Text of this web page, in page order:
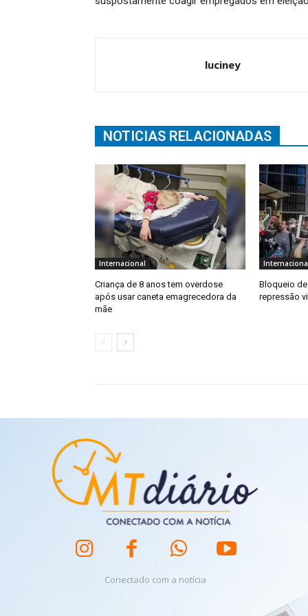
luciney
NOTICIAS RELACIONADAS
Internacional
Criança de 8 anos tem overdose
após usar caneta emagrecedora da
mãe
Bloqueio
repressão
Conectado com a notícia